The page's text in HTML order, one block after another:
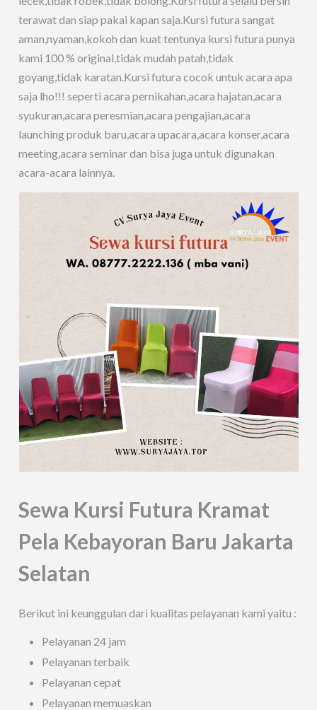
terawat dan siap pakai kapan saja.Kursi futura sangat
aman,nyaman,kokoh dan kuat tentunya kursi futura punya
kami 100 % original,tidak mudah patah,tidak
goyang,tidak karatan.Kursi futura cocok untuk acara apa
saja lho!!! seperti acara pernikahan,acara hajatan,acara
syukuran,acara peresmian,acara pengajian,acara
launching produk baru,acara upacara,acara konser,acara
meeting,acara seminar dan bisa juga untuk digunakan
acara-acara lainnya.
Sewa Kursi Futura Kramat
Pela Kebayoran Baru Jakarta
Selatan
Berikut ini keunggulan dari kualitas pelayanan kami yaitu :
Pelayanan 24 jam
Pelayanan terbaik
Pelayanan cepat
Pelayanan memuaskan